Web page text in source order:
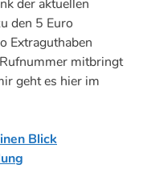
der aktuellen
den 5 Euro
Extraguthaben
mitbringt
geht es hier im
Blick